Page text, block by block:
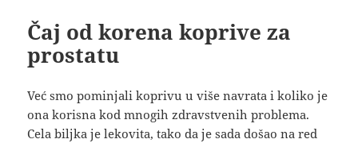
Čaj od korena koprive za
prostatu
Već smo pominjali koprivu u više navrata i koliko je
ona korisna kod mnogih zdravstvenih problema.
Cela biljka je lekovita, tako da je sada došao na red